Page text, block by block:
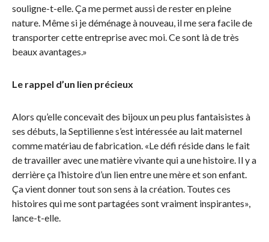
souligne-t-elle. Ça me permet aussi de rester en pleine
nature. Même si je déménage à nouveau, il me sera facile de
transporter cette entreprise avec moi. Ce sont là de très
beaux avantages.»
Le rappel d’un lien précieux
Alors qu’elle concevait des bijoux un peu plus fantaisistes à
ses débuts, la Septilienne s’est intéressée au lait maternel
comme matériau de fabrication. «Le défi réside dans le fait
de travailler avec une matière vivante qui a une histoire. Il y a
derrière ça l’histoire d’un lien entre une mère et son enfant.
Ça vient donner tout son sens à la création. Toutes ces
histoires qui me sont partagées sont vraiment inspirantes»,
lance-t-elle.